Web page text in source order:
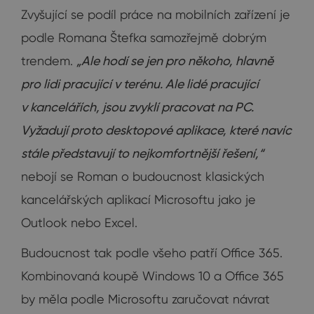
Zvyšující se podíl práce na mobilních zařízení je
podle Romana Štefka samozřejmě dobrým
trendem. „Ale hodí se jen pro někoho, hlavně
pro lidi pracující v terénu. Ale lidé pracující
v kancelářích, jsou zvyklí pracovat na PC.
Vyžadují proto desktopové aplikace, které navíc
stále představují to nejkomfortnější řešení,“
nebojí se Roman o budoucnost klasických
kancelářských aplikací Microsoftu jako je
Outlook nebo Excel.
Budoucnost tak podle všeho patří Office 365.
Kombinovaná koupě Windows 10 a Office 365
by měla podle Microsoftu zaručovat návrat